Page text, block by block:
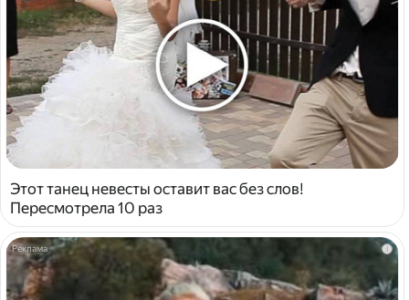
Этот танец невесты оставит вас без слов!
Пересмотрела 10 раз
i